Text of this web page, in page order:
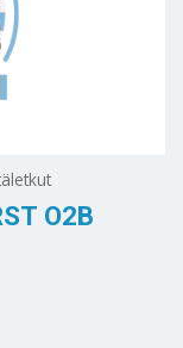
O2B